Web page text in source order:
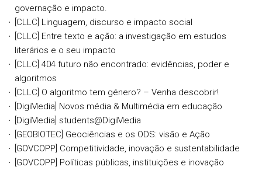
governação e impacto.
[CLLC] Linguagem, discurso e impacto social
[CLLC] Entre texto e ação: a investigação em estudos
literários e o seu impacto
[CLLC] 404 futuro não encontrado: evidências, poder e
algoritmos
[CLLC] O algoritmo tem género? – Venha descobrir!
[DigiMedia] Novos média & Multimédia em educação
[DigiMedia] students@DigiMedia
[GEOBIOTEC] Geociências e os ODS: visão e Ação
[GOVCOPP] Competitividade, inovação e sustentabilidade
[GOVCOPP] Políticas públicas, instituições e inovação